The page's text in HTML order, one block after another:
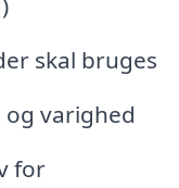
skal bruges
varighed
for